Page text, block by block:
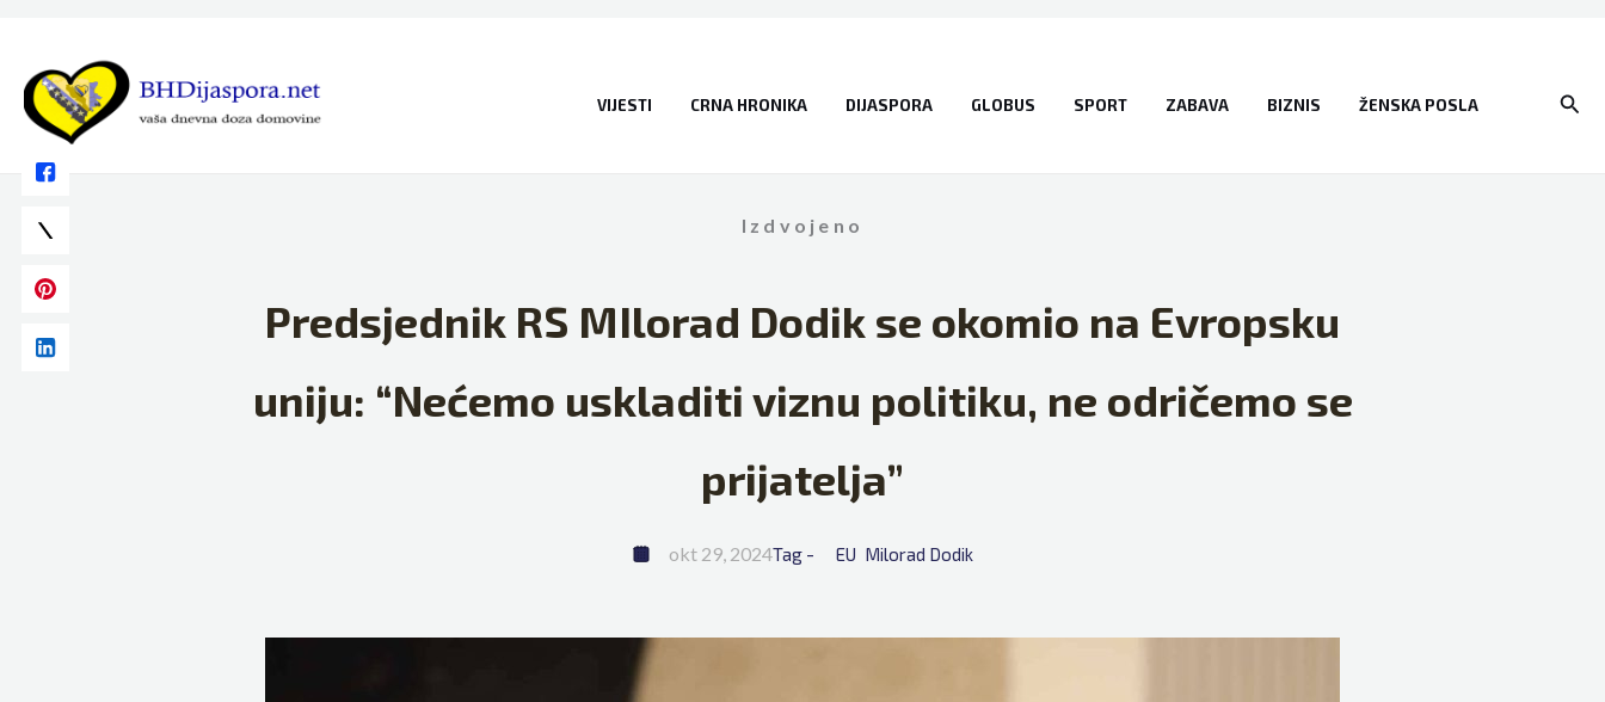
content
VIJESTI CRNA HRONIKA DIJASPORA GLOBUS SPORT ZABAVA BIZNIS ŽENSKA POSLA
Izdvojeno
Predsjednik RS MIlorad Dodik se okomio na Evropsku
uniju: “Nećemo uskladiti viznu politiku, ne odričemo se
prijatelja”
okt 29, 2024Tag - EU Milorad Dodik